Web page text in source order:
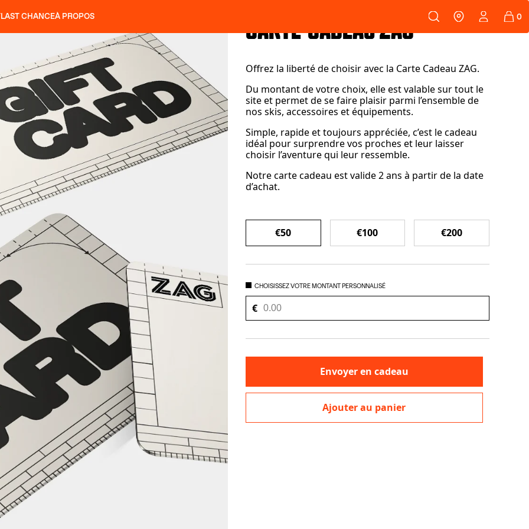
104 LITE
SLAP 112
SLAP 92 SLAP 92
UBAC 102 UBAC 108
COUTEAUX
PEAUX
LAST CHANCEÀ PROPOS
RECHERCHES POPULAIRES
Equipement